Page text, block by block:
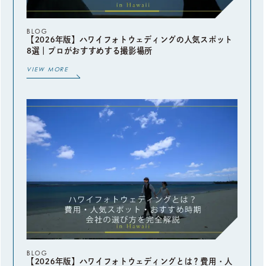
BLOG
【2026年版】ハワイフォトウェディングの人気スポット
8選｜プロがおすすめする撮影場所
VIEW MORE
BLOG
【2026年版】ハワイフォトウェディングとは？費用・人